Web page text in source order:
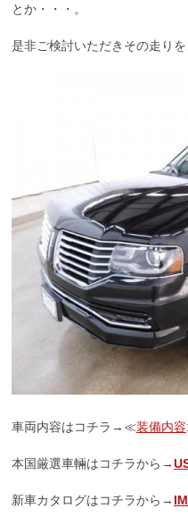
とか・・・。
是非ご検討いただきその走り
車両内容はコチラ→≪装備内容
本国厳選車輛はコチラから→
新車カタログはコチラから→